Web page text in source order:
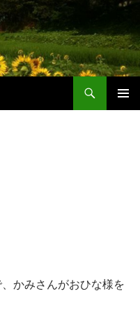
かみさんがおひな様を